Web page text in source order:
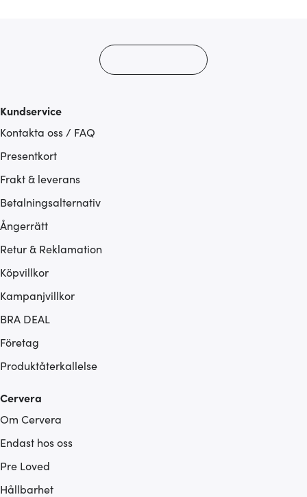
Kundservice
Kontakta oss / FAQ
Presentkort
Frakt & leverans
Betalningsalternativ
Ångerrätt
Retur & Reklamation
Köpvillkor
Kampanjvillkor
BRA DEAL
Företag
Produktåterkallelse
Cervera
Om Cervera
Endast hos oss
Pre Loved
Hållbarhet